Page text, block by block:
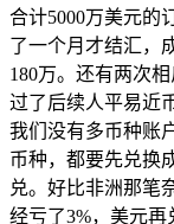
合计5000万美元的
了一个月才结汇，
180万。还有两次
过了后续人平易近
我们没有多币种账
币种，都要先兑换
兑。好比非洲那笔
经亏了3%，美元再